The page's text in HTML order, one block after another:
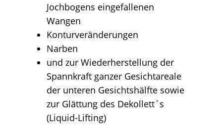
Jochbogens eingefallenen
Wangen
Konturveränderungen
Narben
und zur Wiederherstellung der
Spannkraft ganzer Gesichtareale
der unteren Gesichtshälfte sowie
zur Glättung des Dekollett´s
(Liquid-Lifting)